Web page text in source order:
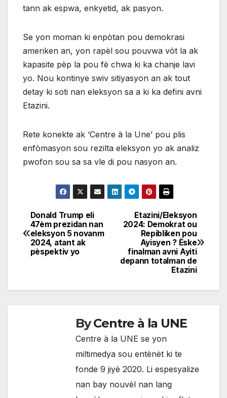
tann ak espwa, enkyetid, ak pasyon.
Se yon moman ki enpòtan pou demokrasi
ameriken an, yon rapèl sou pouvwa vòt la ak
kapasite pèp la pou fè chwa ki ka chanje lavi
yo. Nou kontinye swiv sitiyasyon an ak tout
detay ki soti nan eleksyon sa a ki ka defini avni
Etazini.
Rete konekte ak ‘Centre à la Une’ pou plis
enfòmasyon sou rezilta eleksyon yo ak analiz
pwofon sou sa sa vle di pou nasyon an.
Navigation
de
l'article
Etazini/Eleksyon
2024: Demokrat ou
Repibliken pou
Ayisyen ? Èske
finalman avni Ayiti
depann totalman de
Etazini
Donald Trump eli
47èm prezidan nan
eleksyon 5 novanm
2024, atant ak
pèspektiv yo
ByCentre à la UNE
Centre à la UNE se yon
miltimedya sou entènèt ki te
fonde 9 jiyè 2020. Li espesyalize
nan bay nouvèl nan lang